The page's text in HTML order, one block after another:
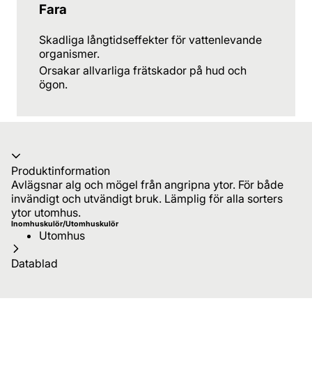
Fara
Skadliga långtidseffekter för vattenlevande
organismer.
Orsakar allvarliga frätskador på hud och
ögon.
Produktinformation
Avlägsnar alg och mögel från angripna ytor. För både
invändigt och utvändigt bruk. Lämplig för alla sorters
ytor utomhus.
Inomhuskulör/Utomhuskulör
Utomhus
Datablad